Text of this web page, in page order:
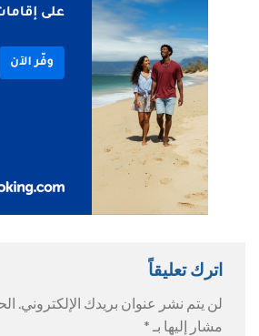
اترك تعليقاً
لن يتم نشر عنوان بريدك الإلكتروني.
مشار إليها بـ *